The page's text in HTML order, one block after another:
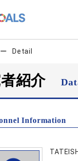
Detail
者紹介
Information